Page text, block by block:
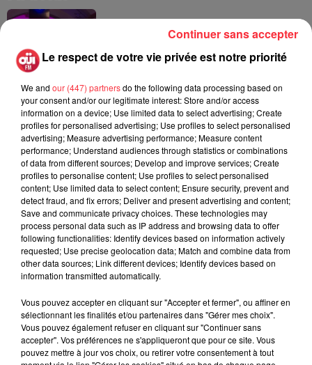
interprétée lors des...
Weezer prépare la sortie de son nouvel
album en dévoilant une...
Queens of the Stone Age lance une ligne
téléphonique pour...
Linkin Park annonce son arrivée au
cinéma avec « Unshatter »
Le respect de votre vie privée est notre priorité
We and our (447) partnersdo the following data processing based on
your consent and/or our legitimate interest: Store and/or access
information on a device; Use limited data to select advertising; Create
profiles for personalised advertising; Use profiles to select personalised
advertising; Measure advertising performance; Measure content
performance; Understand audiences through statistics or combinations
of data from different sources; Develop and improve services; Create
profiles to personalise content; Use profiles to select personalised
content; Use limited data to select content; Ensure security, prevent and
detect fraud, and fix errors; Deliver and present advertising and content;
Save and communicate privacy choices. These technologies may
process personal data such as IP address and browsing data to offer
following functionalities: Identify devices based on information actively
requested; Use precise geolocation data; Match and combine data from
other data sources; Link different devices; Identify devices based on
information transmitted automatically.
Vous pouvez accepter en cliquant sur "Accepter et fermer", ou affiner en
sélectionnant les finalités et/ou partenaires dans "Gérer mes choix".
Vous pouvez également refuser en cliquant sur "Continuer sans
accepter". Vos préférences ne s'appliqueront que pour ce site. Vous
pouvez mettre à jour vos choix, ou retirer votre consentement à tout
Continuer sans accepter